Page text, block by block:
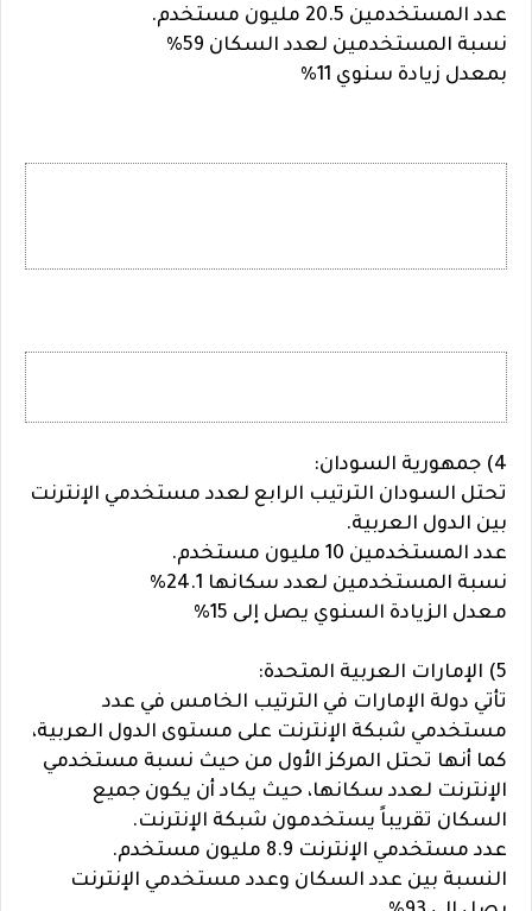
عدد المستخدمين 20.5 مليون مستخدم.
نسبة المستخدمين لعدد السكان 59%
بمعدل زيادة سنوي 11%
4) جمهورية السودان:
تحتل السودان الترتيب الرابع لعدد مستخدمي الإنترنت
بين الدول العربية.
عدد المستخدمين 10 مليون مستخدم.
نسبة المستخدمين لعدد سكانها 24.1%
معدل الزيادة السنوي يصل إلى 15%
5) الإمارات العربية المتحدة:
تأتي دولة الإمارات في الترتيب الخامس في عدد
مستخدمي شبكة الإنترنت على مستوى الدول العربية،
كما أنها تحتل المركز الأول من حيث نسبة مستخدمي
الإنترنت لعدد سكانها، حيث يكاد أن يكون جميع
السكان تقريباً يستخدمون شبكة الإنترنت.
عدد مستخدمي الإنترنت 8.9 مليون مستخدم.
النسبة بين عدد السكان وعدد مستخدمي الإنترنت